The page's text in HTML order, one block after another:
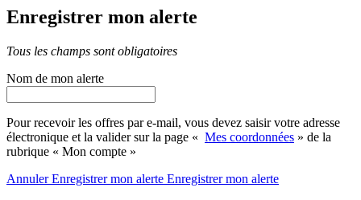
Enregistrer mon alerte
Tous les champs sont obligatoires
Nom de mon alerte
Pour recevoir les offres par e-mail, vous devez saisir votre adresse
électronique et la valider sur la page « Mes coordonnées » de la
rubrique « Mon compte »
AnnulerEnregistrer mon alerte Enregistrermon alerte